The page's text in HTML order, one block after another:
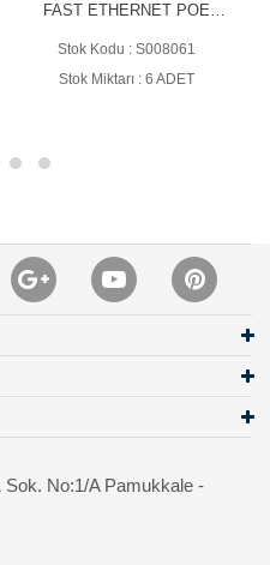
FAST ETHERNET POE
SWİTCH
Stok Kodu : S008061
Stok Miktarı : 6 ADET
Sok. No:1/A Pamukkale -